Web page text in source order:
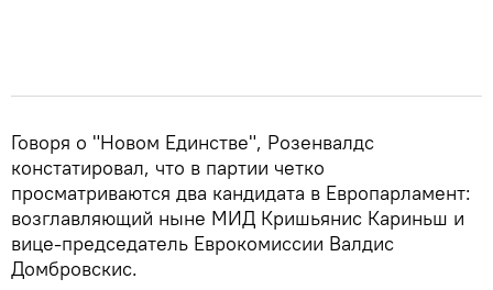
Говоря о "Новом Единстве", Розенвалдс
констатировал, что в партии четко
просматриваются два кандидата в Европарламент:
возглавляющий ныне МИД Кришьянис Кариньш и
вице-председатель Еврокомиссии Валдис
Домбровскис.